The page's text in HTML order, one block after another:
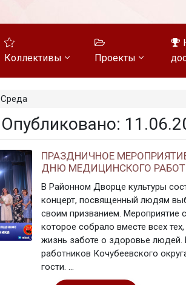
Коллективы Проекты
Среда
Опубликовано:
ПРАЗДНИЧНОЕ
ДНЮ МЕДИЦИНСКОГО
В Районном Дворце культуры
концерт, посвященный людям
своим призванием. Мероприятие
которое собрало вместе всех
жизнь заботе о здоровье людей.
работников Кочубеевского
гости. ...